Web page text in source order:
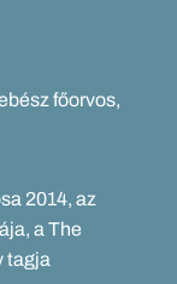
főorvos,
2014, az
a The
tagja